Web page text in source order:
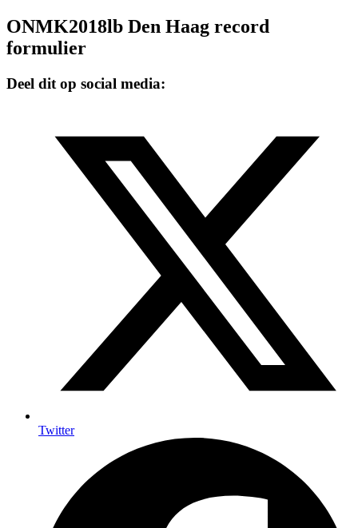
ONMK2018lb Den Haag record
formulier
Deel dit op social media:
Twitter